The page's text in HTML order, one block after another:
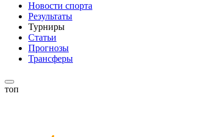
Новости спорта
Результаты
Турниры
Статьи
Прогнозы
Трансферы
топ